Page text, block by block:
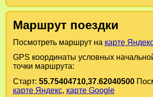
Маршрут поездки
Посмотреть маршрут на карте
GPS координаты условных
точки маршрута:
Старт: 55.75404710,37.62040500
карте Яндекс, карте Google